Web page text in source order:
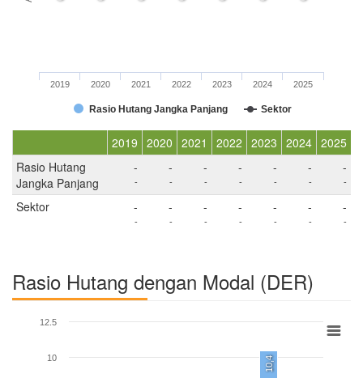
Rasio Hutang Jangka Panjang Sektor
2019 2020 2021 2022 2023 2024 2025
2019 2020 2021 2022 2023 2024 2025
Rasio Hutang
Jangka Panjang
-
-
-
-
-
-
-
-
-
-
-
-
-
-
Sektor -
-
-
-
-
-
-
-
-
-
-
-
-
-
Rasio Hutang dengan Modal (DER)
10,4
10
12.5